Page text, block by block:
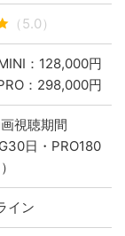
（5.0）
：128,000円
：298,000円
視聴期間
日・PRO180
イン